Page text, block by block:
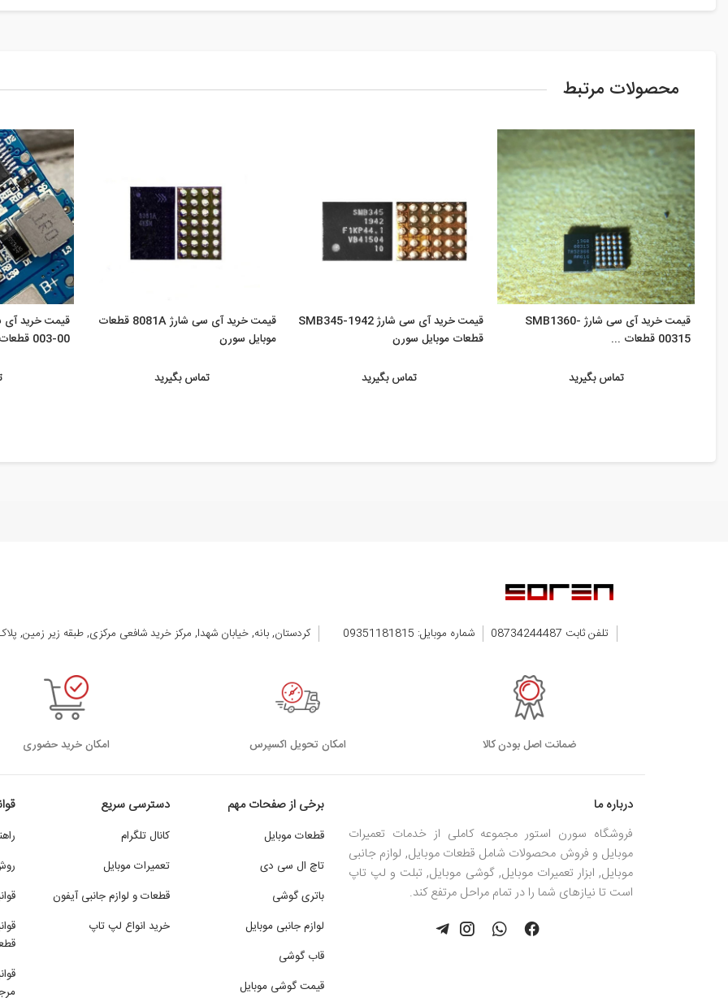
محصولات مرتبط
قیمت خرید آی سی شارژ SMB1360-
00315 قطعات ...
تماس بگیرید
قیمت خرید آی سی شارژ SMB345-1942
قطعات موبایل سورن
تماس بگیرید
قیمت خرید آی سی شارژ 8081A قطعات
موبایل سورن
تماس بگیرید
003-00 قطعات ...
تلفن ثابت 08734244487 شماره موبایل: 09351181815 کردستان, بانه, خیابان شهدا, مرکز خرید شافعی مرکزی, طبقه زیر زمین, پلاک 105 الی
ضمانت اصل بودن کالا اﻣﮑﺎن ﺗﺤﻮﯾﻞ اﮐﺴﭙﺮس امکان خرید حضوری
درباره ما
فروشگاه سورن استور مجموعه کاملی از خدمات تعمیرات
موبایل و فروش محصولات شامل قطعات موبایل, لوازم جانبی
موبایل, ابزار تعمیرات موبایل, گوشی موبایل, تبلت و لپ تاپ
است تا نیازهای شما را در تمام مراحل مرتفع کند.
برخی از صفحات مهم
قطعات موبایل
تاچ ال سی دی
باتری گوشی
لوازم جانبی موبایل
قاب گوشی
قیمت گوشی موبایل
دسترسی سریع
کانال تلگرام
تعمیرات موبایل
قطعات و لوازم جانبی آیفون
خرید انواع لپ تاپ